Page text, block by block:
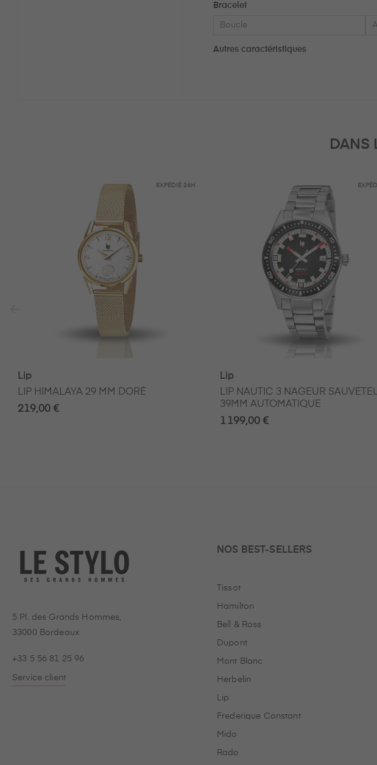
Bracelet
Boucle
Autres caractéristiques
DANS
EXPÉDIÉ24H
Lip
LIP HIMALAYA 29 MM DORÉ
219,00 €
Lip
LIP NAUTIC 3 NAGEUR
39MM AUTOMATIQUE
1 199,00 €
5 Pl. des Grands Hommes,
33000 Bordeaux
+33 5 56 81 25 96
Service client
NOS BEST-SELLERS
Tissot
Hamilton
Bell & Ross
Dupont
Mont Blanc
Herbelin
Lip
Frederique Constant
Mido
Rado